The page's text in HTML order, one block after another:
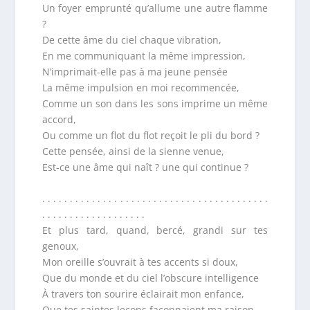
Un foyer emprunté qu’allume une autre flamme
?
De cette âme du ciel chaque vibration,
En me communiquant la même impression,
N’imprimait-elle pas à ma jeune pensée
La même impulsion en moi recommencée,
Comme un son dans les sons imprime un même
accord,
Ou comme un flot du flot reçoit le pli du bord ?
Cette pensée, ainsi de la sienne venue,
Est-ce une âme qui naît ? une qui continue ?
. . . . . . . . . . . . . . . . . . . . . . . . . . . . . . . . . . . . . . . . .
. . . . . . . . . . . . . . . . . . .
Et plus tard, quand, bercé, grandi sur tes
genoux,
Mon oreille s’ouvrait à tes accents si doux,
Que du monde et du ciel l’obscure intelligence
À travers ton sourire éclairait mon enfance,